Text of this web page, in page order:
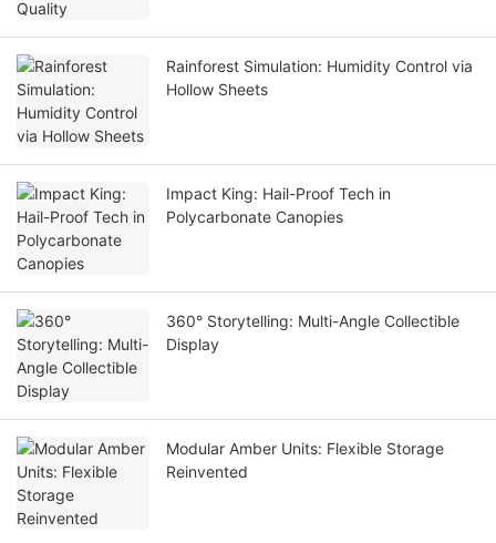
Rainforest Simulation: Humidity Control via
Hollow Sheets
Impact King: Hail-Proof Tech in
Polycarbonate Canopies
360° Storytelling: Multi-Angle Collectible
Display
Modular Amber Units: Flexible Storage
Reinvented